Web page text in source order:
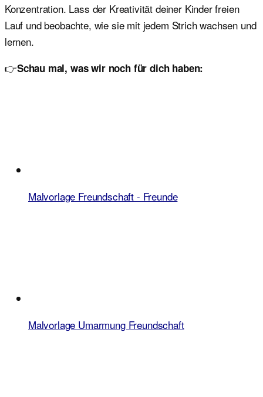
Konzentration. Lass der Kreativität deiner Kinder freien
Lauf und beobachte, wie sie mit jedem Strich wachsen und
lernen.
👉Schau mal, was wir noch für dich haben:
Malvorlage Freundschaft - Freunde
Malvorlage Umarmung Freundschaft